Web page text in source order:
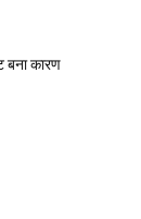
बना कारण